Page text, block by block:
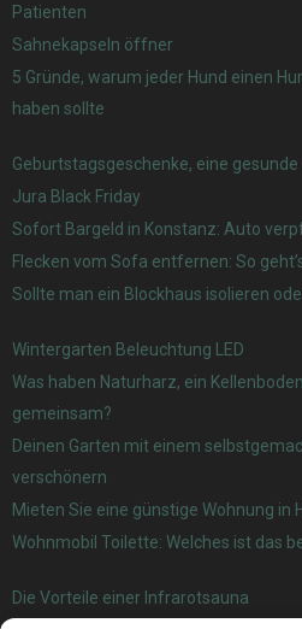
Patienten
Sahnekapseln öffner
5 Gründe, warum jeder Hund einen
haben sollte
Geburtstagsgeschenke, eine
Jura Black Friday
Sofort Bargeld in Konstanz: Auto
Flecken vom Sofa entfernen: So
Sollte man ein Blockhaus isolieren
Wintergarten Beleuchtung LED
Was haben Naturharz, ein
gemeinsam?
Deinen Garten mit einem
verschönern
Mieten Sie eine günstige Wohnung in
Wohnmobil Toilette: Welches ist das
Die Vorteile einer Infrarotsauna